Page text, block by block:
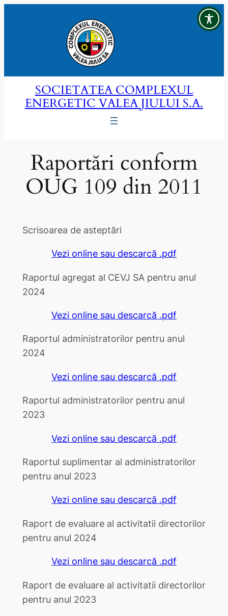
SOCIETATEA COMPLEXUL
ENERGETIC VALEA JIULUI S.A.
Raportări conform
OUG 109 din 2011
Scrisoarea de asteptări
Vezi online sau descarcă .pdf
Raportul agregat al CEVJ SA pentru anul
2024
Vezi online sau descarcă .pdf
Raportul administratorilor pentru anul
2024
Vezi online sau descarcă .pdf
Raportul administratorilor pentru anul
2023
Vezi online sau descarcă .pdf
Raportul suplimentar al administratorilor
pentru anul 2023
Vezi online sau descarcă .pdf
Raport de evaluare al activitatii directorilor
pentru anul 2024
Vezi online sau descarcă .pdf
Raport de evaluare al activitatii directorilor
pentru anul 2023